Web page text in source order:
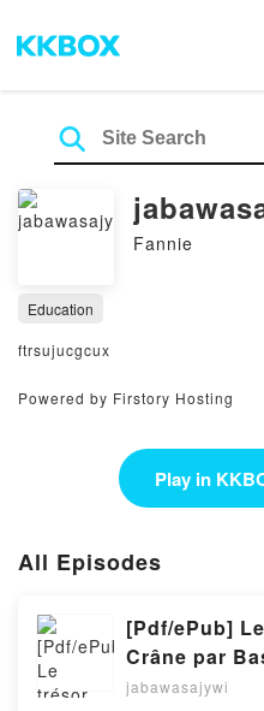
Fannie
Education
ftrsujucgcux
Powered by Firstory Hosting
Play in
All Episodes
[Pdf/ePub]
Crâne par
Alvarez, Paul
jabawasajywi